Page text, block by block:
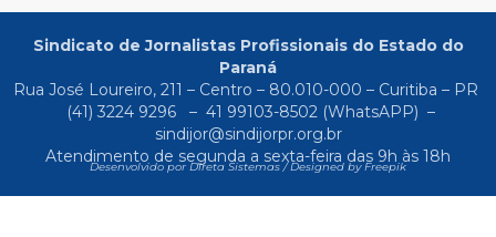
Sindicato de Jornalistas Profissionais do Estado do
Paraná
Rua José Loureiro, 211 – Centro – 80.010-000 – Curitiba – PR
(41) 3224 9296
– 41 99103-8502(WhatsAPP) –
sindijor@sindijorpr.org.br
Atendimento de segunda a sexta-feira das 9h às 18h
Desenvolvido por Direta Sistemas /Designed by Freepik